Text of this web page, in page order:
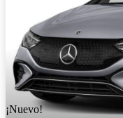
¡Nuevo!